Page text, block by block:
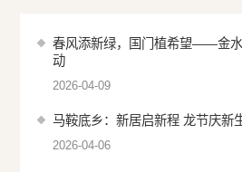
春风添新绿，国门植希望——金
动
2026-04-09
马鞍底乡：新居启新程 龙节庆新
2026-04-06